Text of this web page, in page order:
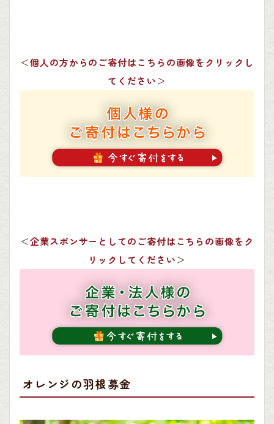
＜個人の方からのご寄付はこちらの画像をクリックし
てください＞
＜企業スポンサーとしてのご寄付はこちらの画像をク
リックしてください＞
オレンジの羽根募金